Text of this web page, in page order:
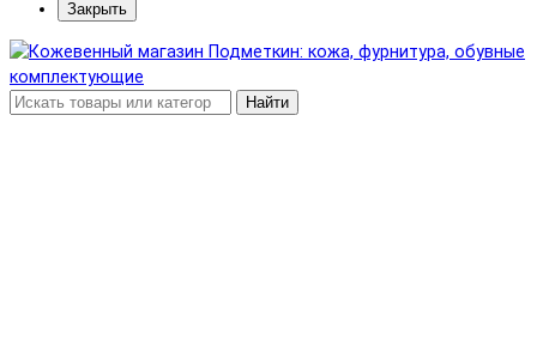
Закрыть
Найти